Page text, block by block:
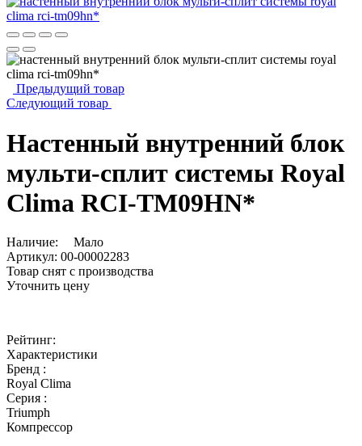
Предыдущий товар
Следующий товар
Настенный внутренний блок
мульти-сплит системы Royal
Clima RCI-TM09HN*
Наличие:
Мало
Артикул: 00-00002283
Товар снят с производства
Уточнить цену
Рейтинг:
Характеристики
Бренд :
Royal Clima
Серия :
Triumph
Компрессор